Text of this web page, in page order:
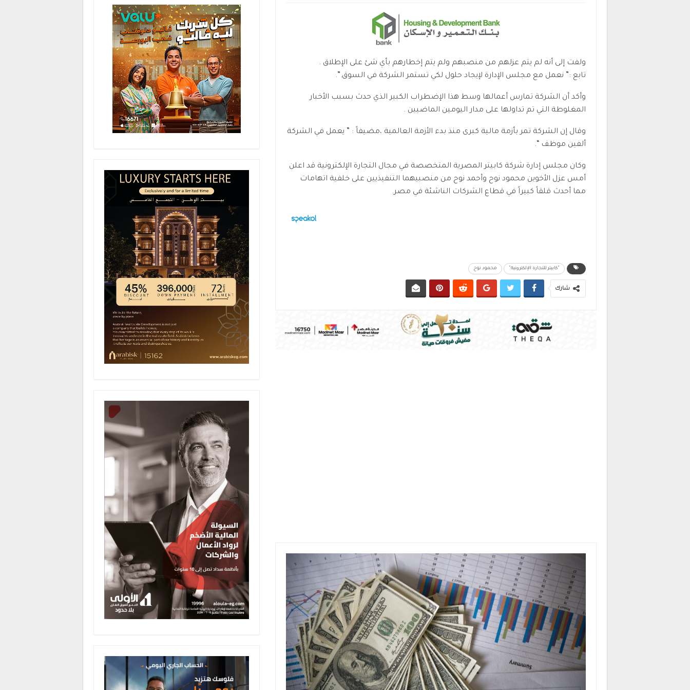
ولفت إلى أنه لم يتم عزلهم من منصبهم ولم يتم إخطارهم بأي شئ على الإطلاق .
تابع :” نعمل مع مجلس الإدارة لإيجاد حلول لكي تستمر الشركة في السوق.”.
وأكد أن الشركة تمارس أعمالها وسط هذا الإضطراب الكبير الذي حدث بسبب الأخبار
المغلوطة التي تم تداولها على مدار اليومين الماضيين .
وقال إن الشركة تمر بأزمة مالية كبرى منذ بدء الأزمة العالمية ،مضيفاً : ” يعمل في الشركة
ألفين موظف “.
وكان مجلس إدارة شركة كابيتر المصرية المتخصصة في مجال التجارة الإلكترونية قد اعلن
أمس عزل الأخوين محمود نوح وأحمد نوح من منصبيهما التنفيذيين على خلفية اتهامات
مما أحدث قلقاً كبيراً في قطاع الشركات الناشئة في مصر.
"كابيتر للتجارة الإلكترونية" محمود نوح
شارك